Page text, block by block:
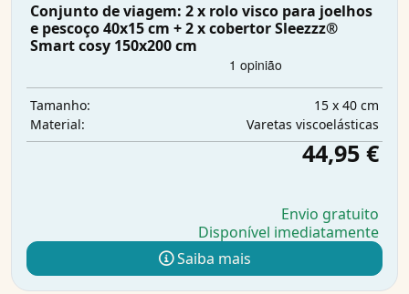
Conjunto de viagem: 2 x rolo visco para joelhos
e pescoço 40x15 cm + 2 x cobertor Sleezzz®
Smart cosy 150x200 cm
Tamanho:
15 x 40 cm
Material:
Varetas viscoelásticas
44,95 €
Envio gratuito
Disponível imediatamente
Saiba mais